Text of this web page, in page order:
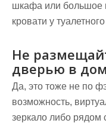
шкафа или большое
кровати у
Не
дверью в дом
Да, это тоже не по
возможность,
зеркало либо рядом